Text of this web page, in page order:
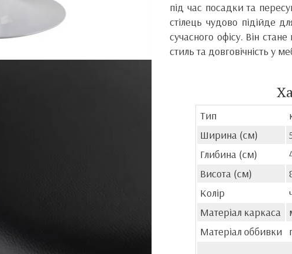
під час посадки та
стілець чудово підійде
сучасного офісу. Він
стиль та довговічність у
Тип
Ширина (см)
Глибина (см)
Висота (см)
Колір
Матеріал каркаса
Матеріал оббивки